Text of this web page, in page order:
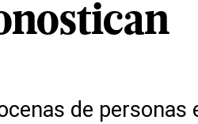
de personas